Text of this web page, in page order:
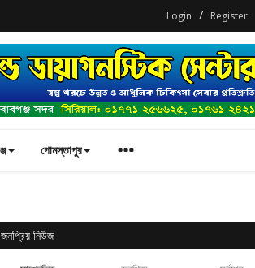
Login / Register
গোমস্তাপুর
জনপ্রিয় নিউজ